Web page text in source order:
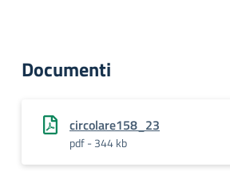
Documenti
circolare158_23
pdf - 344 kb